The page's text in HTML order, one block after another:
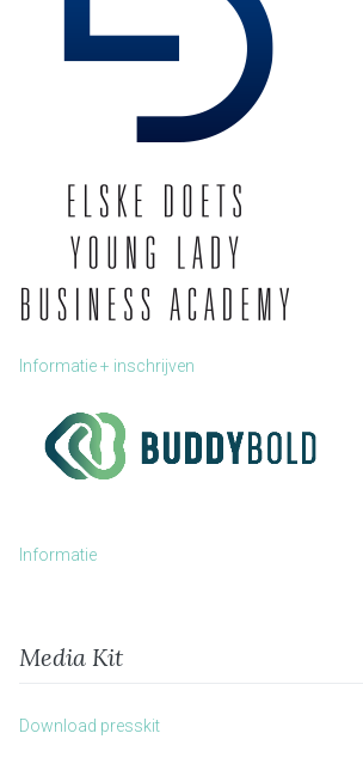
Informatie + inschrijven
Informatie
Media Kit
Download presskit